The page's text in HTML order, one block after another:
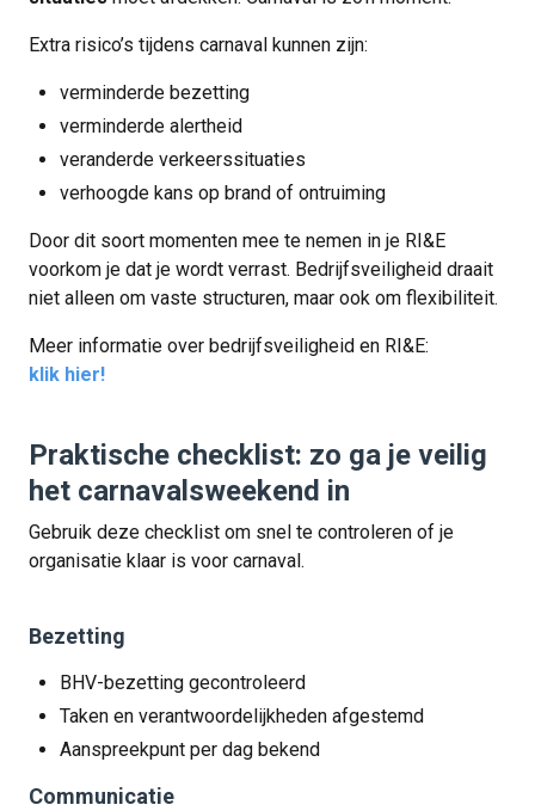
Extra risico’s tijdens carnaval kunnen zijn:
verminderde bezetting
verminderde alertheid
veranderde verkeerssituaties
verhoogde kans op brand of ontruiming
Door dit soort momenten mee te nemen in je RI&E
voorkom je dat je wordt verrast. Bedrijfsveiligheid draait
niet alleen om vaste structuren, maar ook om flexibiliteit.
Meer informatie over bedrijfsveiligheid en RI&E:
klik hier!
Praktische checklist: zo ga je veilig
het carnavalsweekend in
Gebruik deze checklist om snel te controleren of je
organisatie klaar is voor carnaval.
Bezetting
BHV-bezetting gecontroleerd
Taken en verantwoordelijkheden afgestemd
Aanspreekpunt per dag bekend
Communicatie